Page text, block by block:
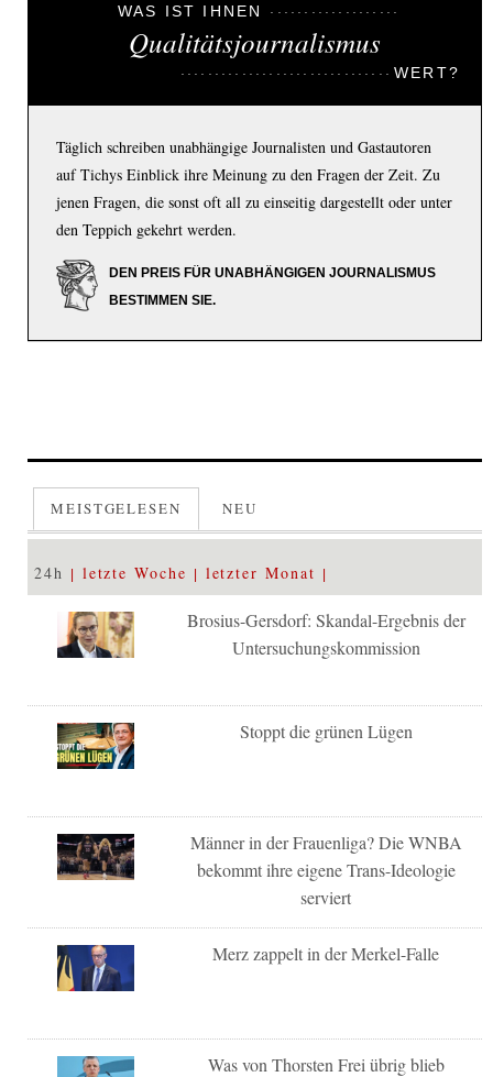
WAS IST IHNEN
Qualitätsjournalismus
WERT?
Täglich schreiben unabhängige Journalisten und Gastautoren
auf Tichys Einblick ihre Meinung zu den Fragen der Zeit. Zu
jenen Fragen, die sonst oft all zu einseitig dargestellt oder unter
den Teppich gekehrt werden.
DEN PREIS FÜR UNABHÄNGIGEN JOURNALISMUS
BESTIMMEN SIE.
MEISTGELESEN NEU
24h letzte Woche letzter Monat
Brosius-Gersdorf: Skandal-Ergebnis der
Untersuchungskommission
Stoppt die grünen Lügen
Männer in der Frauenliga? Die WNBA
bekommt ihre eigene Trans-Ideologie
serviert
Merz zappelt in der Merkel-Falle
Was von Thorsten Frei übrig blieb